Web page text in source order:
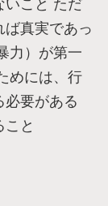
いこと ただ
ば真実であっ
力）が第一
めには、行
必要がある
と